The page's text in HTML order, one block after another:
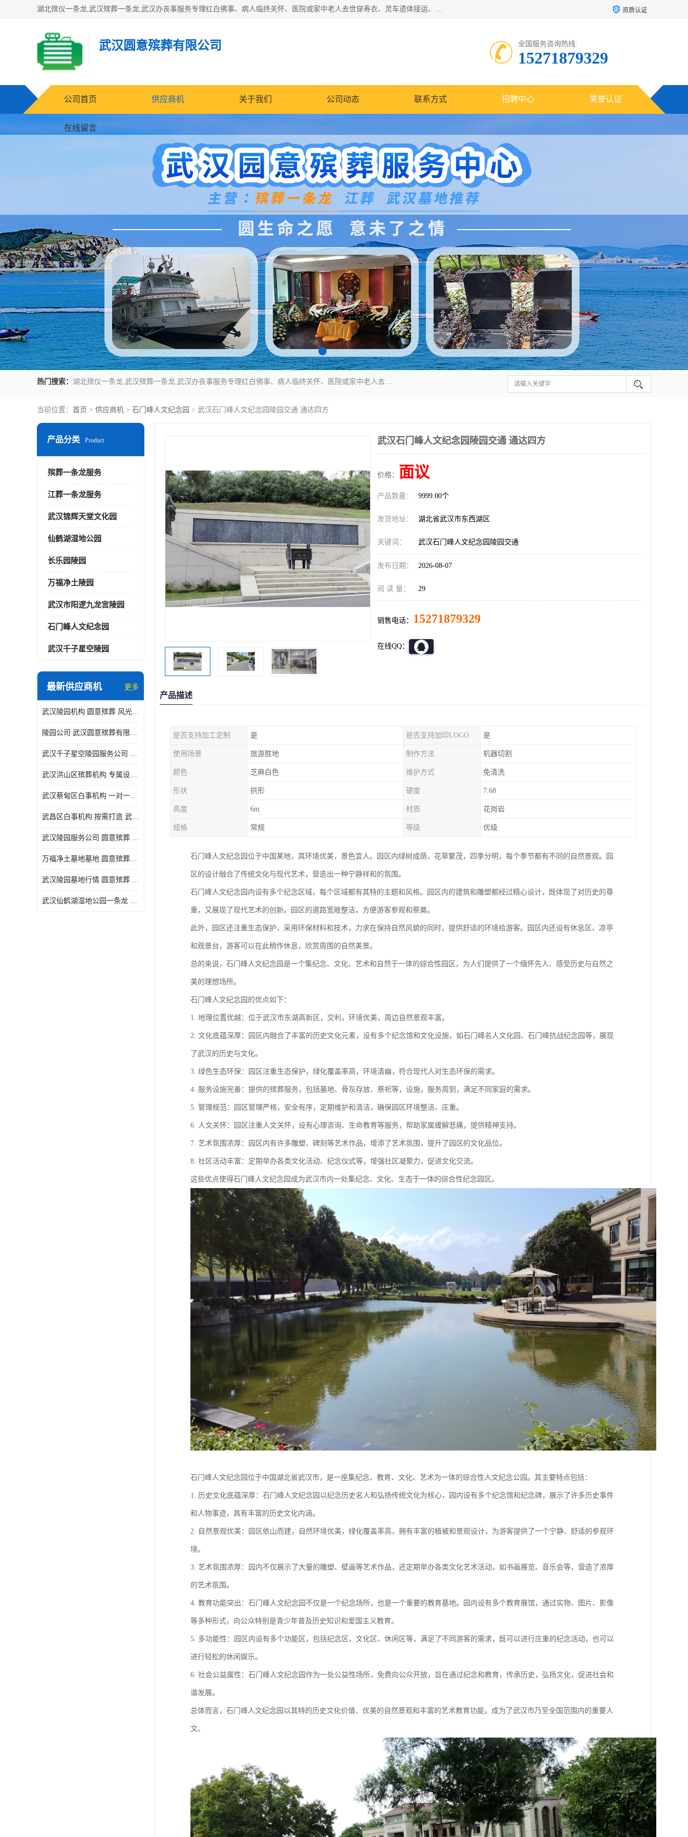
湖北殡仪一条龙,武汉殡葬一条龙,武汉办丧事服务专理红白佛事、病人临终关怀、医院或家中老人去世穿寿衣、灵车遗体接运、殡仪馆告别厅预约、办理火葬场手续、民俗丧事策划、遗体告别仪式、民俗礼仪服务、殡葬礼仪策划、陵园墓位导购、寺庙塔位择吉、往生功德策划、民俗功德策划、异地殡葬礼仪服务、异地骨灰接送返乡 资质认证
武汉圆意殡葬有限公司 全国服务咨询热线:
15271879329
公司首页 供应商机 关于我们 公司动态 联系方式 招聘中心 荣誉认证
在线留言
热门搜索： 湖北殡仪一条龙,武汉殡葬一条龙,武汉办丧事服务专理红白佛事、病人临终关怀、医院或家中老人去世穿寿衣、灵车遗体接运、殡仪馆告别厅预约、办理火葬场手续、民俗丧事策划、遗体告别仪式、民俗礼仪服务、殡葬礼仪策划、陵园墓位导购、寺庙塔位择吉、往生功德策划、民俗功德策划、异地殡葬礼仪服务、异地骨灰接送返乡
当前位置： 首页 > 供应商机 > 石门峰人文纪念园 > 武汉石门峰人文纪念园陵园交通 通达四方
产品分类 Product
殡葬一条龙服务
江葬一条龙服务
武汉锦辉天堂文化园
仙鹤湖湿地公园
长乐园陵园
万福净土陵园
武汉市阳逻九龙宫陵园
石门峰人文纪念园
武汉千子星空陵园
最新供应商机 更多
武汉陵园机构 圆意殡葬 风光秀丽
陵园公司 武汉圆意殡葬有限公司 精工细作
武汉千子星空陵园服务公司 圆意殡葬中心 环境优美
武汉洪山区殡葬机构 专属设计 圆意殡葬中心
武汉蔡甸区白事机构 一对一服务 圆意殡葬
武昌区白事机构 按需打造 武汉圆意殡葬有限公司
武汉陵园服务公司 圆意殡葬 景致雅致
万福净土墓地墓地 圆意殡葬中心 多种款式
武汉陵园墓地行情 圆意殡葬 快速匹配您的需求
武汉仙鹤湖湿地公园一条龙 多种款式
武汉石门峰人文纪念园陵园交通 通达四方
价格： 面议
产品数量： 9999.00个
发货地址： 湖北省武汉市东西湖区
关键词： 武汉石门峰人文纪念园陵园交通
发布日期： 2026-08-07
阅 读 量： 29
销售电话： 15271879329
在线QQ：
产品描述
是否支持加工定制 是 是否支持加印LOGO 是
使用场景 旅游胜地 制作方法 机器切割
颜色 芝麻白色 维护方式 免清洗
形状 拱形 硬度 7.68
高度 6m 材质 花岗岩
规格 常规 等级 优级
石门峰人文纪念园位于中国某地，其环境优美，景色宜人。园区内绿树成荫，花草繁茂，四季分明，每个季节都有不同的自然景观。园
区的设计融合了传统文化与现代艺术，营造出一种宁静祥和的氛围。
石门峰人文纪念园内设有多个纪念区域，每个区域都有其特的主题和风格。园区内的建筑和雕塑都经过精心设计，既体现了对历史的尊
重，又展现了现代艺术的创新。园区的道路宽敞整洁，方便游客参观和祭奠。
此外，园区还注重生态保护，采用环保材料和技术，力求在保持自然风貌的同时，提供舒适的环境给游客。园区内还设有休息区、凉亭
和观景台，游客可以在此稍作休息，欣赏周围的自然美景。
总的来说，石门峰人文纪念园是一个集纪念、文化、艺术和自然于一体的综合性园区，为人们提供了一个缅怀先人、感受历史与自然之
美的理想场所。
石门峰人文纪念园的优点如下：
1. 地理位置优越：位于武汉市东湖高新区，交利，环境优美，周边自然景观丰富。
2. 文化底蕴深厚：园区内融合了丰富的历史文化元素，设有多个纪念馆和文化设施，如石门峰名人文化园、石门峰抗战纪念园等，展现
了武汉的历史与文化。
3. 绿色生态环保：园区注重生态保护，绿化覆盖率高，环境清幽，符合现代人对生态环保的需求。
4. 服务设施完善：提供的殡葬服务，包括墓地、骨灰存放、祭祀等，设施，服务周到，满足不同家庭的需求。
5. 管理规范：园区管理严格，安全有序，定期维护和清洁，确保园区环境整洁、庄重。
6. 人文关怀：园区注重人文关怀，设有心理咨询、生命教育等服务，帮助家属缓解悲痛，提供精神支持。
7. 艺术氛围浓厚：园区内有许多雕塑、碑刻等艺术作品，增添了艺术氛围，提升了园区的文化品位。
8. 社区活动丰富：定期举办各类文化活动、纪念仪式等，增强社区凝聚力，促进文化交流。
这些优点使得石门峰人文纪念园成为武汉市内一处集纪念、文化、生态于一体的综合性纪念园区。
石门峰人文纪念园位于中国湖北省武汉市，是一座集纪念、教育、文化、艺术为一体的综合性人文纪念公园。其主要特点包括：
1. 历史文化底蕴深厚：石门峰人文纪念园以纪念历史名人和弘扬传统文化为核心，园内设有多个纪念馆和纪念碑，展示了许多历史事件
和人物事迹，具有丰富的历史文化内涵。
2. 自然景观优美：园区依山而建，自然环境优美，绿化覆盖率高，拥有丰富的植被和景观设计，为游客提供了一个宁静、舒适的参观环
境。
3. 艺术氛围浓厚：园内不仅展示了大量的雕塑、壁画等艺术作品，还定期举办各类文化艺术活动，如书画展览、音乐会等，营造了浓厚
的艺术氛围。
4. 教育功能突出：石门峰人文纪念园不仅是一个纪念场所，也是一个重要的教育基地。园内设有多个教育展馆，通过实物、图片、影像
等多种形式，向公众特别是青少年普及历史知识和爱国主义教育。
5. 多功能性：园区内设有多个功能区，包括纪念区、文化区、休闲区等，满足了不同游客的需求，既可以进行庄重的纪念活动，也可以
进行轻松的休闲娱乐。
6. 社会公益属性：石门峰人文纪念园作为一处公益性场所，免费向公众开放，旨在通过纪念和教育，传承历史，弘扬文化，促进社会和
谐发展。
总体而言，石门峰人文纪念园以其特的历史文化价值、优美的自然景观和丰富的艺术教育功能，成为了武汉市乃至全国范围内的重要人
文。